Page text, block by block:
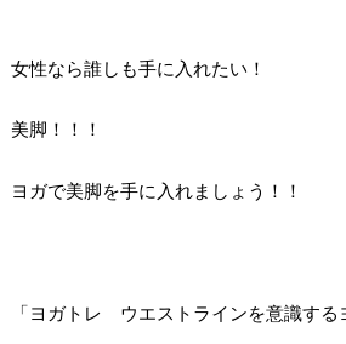
女性なら誰しも手に入れたい！
美脚！！！
ヨガで美脚を手に入れましょう！！
「ヨガトレ ウエストラインを意識する